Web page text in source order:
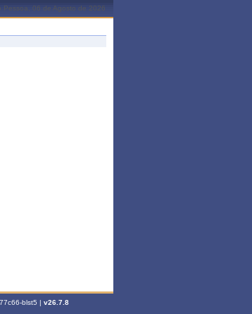
Pessoa, 06 de Agosto de 2026
blst5 | v26.7.8